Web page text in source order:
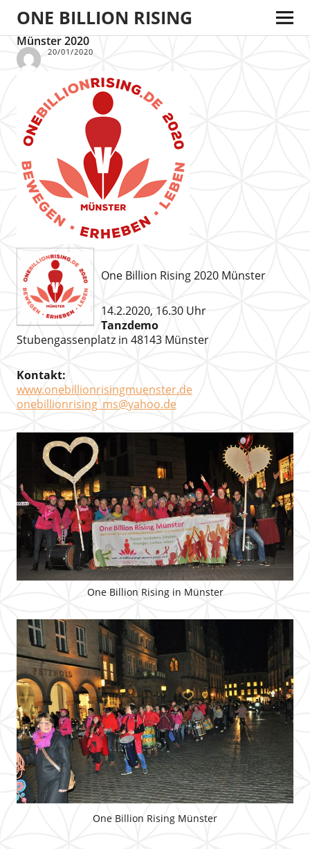
ONE BILLION RISING
Münster 2020
20/01/2020
One Billion Rising 2020 Münster
14.2.2020, 16.30 Uhr
Tanzdemo
Stubengassenplatz in 48143 Münster
Kontakt:
www.onebillionrisingmuenster.de
onebillionrising_ms@yahoo.de
One Billion Rising in Münster
One Billion Rising Münster